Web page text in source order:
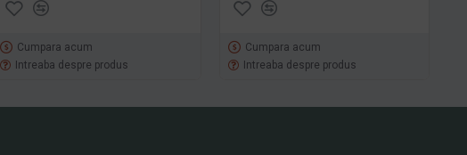
Cumpara acum
Intreaba despre produs
Cumpara acum
Intreaba despre produs